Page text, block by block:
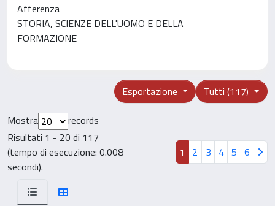
Afferenza
STORIA, SCIENZE DELL'UOMO E DELLA
FORMAZIONE
Tutti (117)
Esportazione
Mostra
records
Risultati 1 - 20 di 117
(tempo di esecuzione: 0.008
secondi).
1 2 3 4 5 6